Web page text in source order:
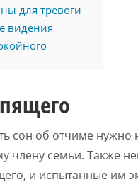
для тревоги
видения
сон об отчиме
члену семьи. Также
и испытанные им